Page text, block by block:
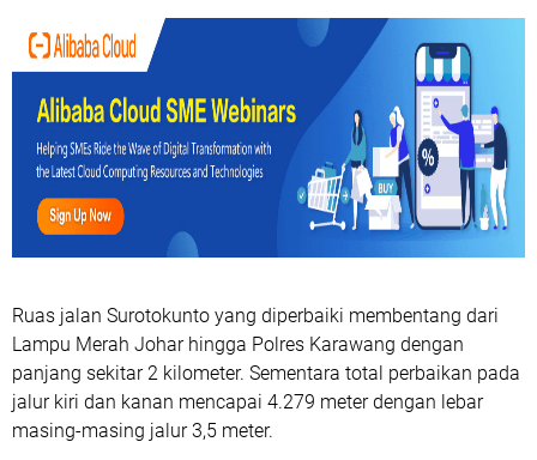
Ruas jalan Surotokunto yang diperbaiki membentang dari
Lampu Merah Johar hingga Polres Karawang dengan
panjang sekitar 2 kilometer. Sementara total perbaikan pada
jalur kiri dan kanan mencapai 4.279 meter dengan lebar
masing-masing jalur 3,5 meter.